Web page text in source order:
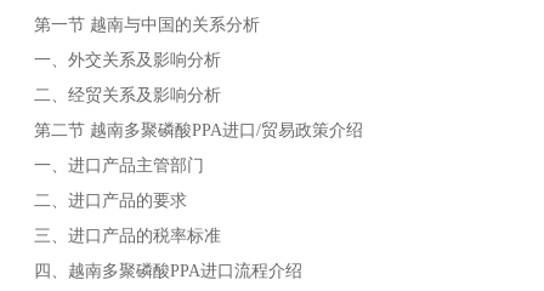
第一节 越南与中国的关系分析
一、外交关系及影响分析
二、经贸关系及影响分析
第二节 越南多聚磷酸PPA进口/贸易政策介绍
一、进口产品主管部门
二、进口产品的要求
三、进口产品的税率标准
四、 越南多聚磷酸PPA进口流程介绍